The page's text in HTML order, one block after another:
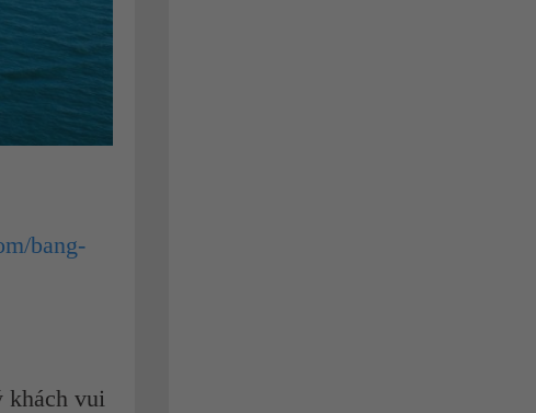
bang-
khách vui